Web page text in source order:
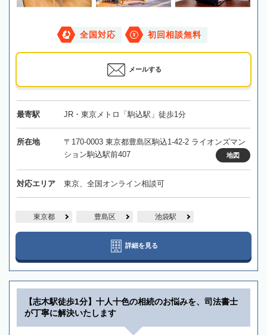
全国対応 初回相談無料
メールする
最寄駅 JR・東京メトロ「駒込駅」徒歩1分
所在地
〒170-0003 東京都豊島区駒込1-42-2 ライオンズマン
ション駒込駅前407
地図
対応エリア 東京、全国オンライン相談可
東京都 豊島区 池袋駅
詳細を見る
【志木駅徒歩1分】十人十色の相続のお悩みを、司法書士
が丁寧に解決いたします